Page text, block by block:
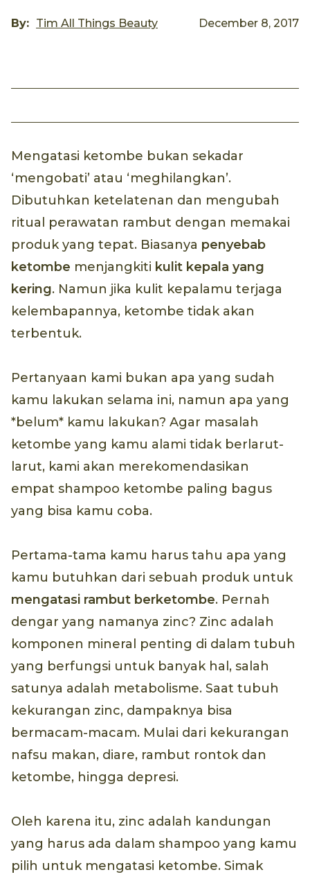
By: Tim All Things Beauty December 8, 2017
Mengatasi ketombe bukan sekadar
‘mengobati’ atau ‘meghilangkan’.
Dibutuhkan ketelatenan dan mengubah
ritual perawatan rambut dengan memakai
produk yang tepat. Biasanya penyebab
ketombe menjangkiti kulit kepala yang
kering. Namun jika kulit kepalamu terjaga
kelembapannya, ketombe tidak akan
terbentuk.
Pertanyaan kami bukan apa yang sudah
kamu lakukan selama ini, namun apa yang
*belum* kamu lakukan? Agar masalah
ketombe yang kamu alami tidak berlarut-
larut, kami akan merekomendasikan
empat shampoo ketombe paling bagus
yang bisa kamu coba.
Pertama-tama kamu harus tahu apa yang
kamu butuhkan dari sebuah produk untuk
mengatasi rambut berketombe. Pernah
dengar yang namanya zinc? Zinc adalah
komponen mineral penting di dalam tubuh
yang berfungsi untuk banyak hal, salah
satunya adalah metabolisme. Saat tubuh
kekurangan zinc, dampaknya bisa
bermacam-macam. Mulai dari kekurangan
nafsu makan, diare, rambut rontok dan
ketombe, hingga depresi.
Oleh karena itu, zinc adalah kandungan
yang harus ada dalam shampoo yang kamu
pilih untuk mengatasi ketombe. Simak